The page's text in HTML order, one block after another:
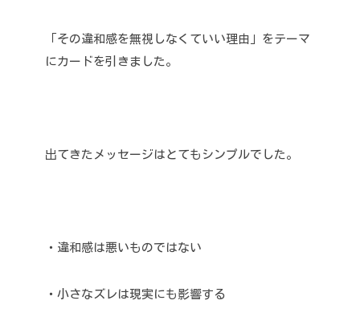
「その違和感を無視しなくていい理由」をテーマ
にカードを引きました。
出てきたメッセージはとてもシンプルでした。
・違和感は悪いものではない
・小さなズレは現実にも影響する